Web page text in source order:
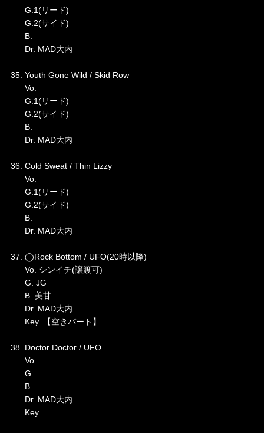
G.1(リード)
G.2(サイド)
B.
Dr. MAD大内
35. Youth Gone Wild / Skid Row
Vo.
G.1(リード)
G.2(サイド)
B.
Dr. MAD大内
36. Cold Sweat / Thin Lizzy
Vo.
G.1(リード)
G.2(サイド)
B.
Dr. MAD大内
37. ◯Rock Bottom / UFO(20時以降)
Vo. シンイチ(譲渡可)
G. JG
B. 美甘
Dr. MAD大内
Key. 【空きパート】
38. Doctor Doctor / UFO
Vo.
G.
B.
Dr. MAD大内
Key.